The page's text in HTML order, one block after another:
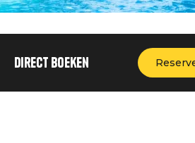
Direct boeken